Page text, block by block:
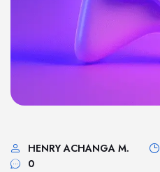
HENRY ACHANGA M.
0